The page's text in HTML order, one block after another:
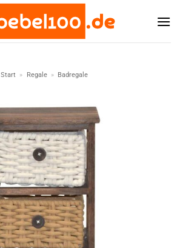
Start » Regale » Badregale